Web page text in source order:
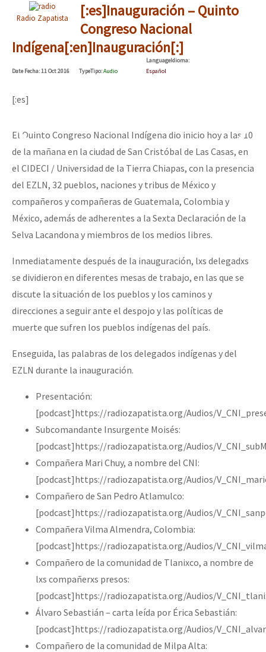
Radio Zapatista
[:es]Inauguración – Quinto
Congreso Nacional
Indígena[:en]Inauguración[:]
DateFecha: 11 Oct 2016 TypeTipo:Audio
LanguageIdioma:
Español
[:es]
El Quinto Congreso Nacional Indígena dio inicio hoy a las 10
de la mañana en la ciudad de San Cristóbal de Las Casas, en
el CIDECI / Universidad de la Tierra Chiapas, con la presencia
del EZLN, 32 pueblos, naciones y tribus de México y
compañeros y compañeras de Guatemala, Colombia y
México, además de adherentes a la Sexta Declaración de la
Selva Lacandona y miembros de los medios libres.
Inmediatamente después de la inauguración, lxs delegadxs
se dividieron en diferentes mesas de trabajo, en las que se
discute la situación de los pueblos y los caminos y
direcciones a seguir ante el despojo y las políticas de
muerte que sufren los pueblos indígenas del país.
Enseguida, las palabras de los delegados indígenas y del
EZLN durante la inauguración.
Presentación:
[podcast]https://radiozapatista.org/Audios/
Subcomandante Insurgente Moisés:
[podcast]https://radiozapatista.org/Audios/
Compañera Mari Chuy, a nombre del CNI:
[podcast]https://radiozapatista.org/Audios/
Compañero de San Pedro Atlamulco:
[podcast]https://radiozapatista.org/Audios/
Compañera Vilma Almendra, Colombia:
[podcast]https://radiozapatista.org/Audios/
Compañero de la comunidad de Tlanixco, a nombre de
lxs compañerxs presos:
[podcast]https://radiozapatista.org/Audios/
Álvaro Sebastián – carta leída por Érica Sebastián:
[podcast]https://radiozapatista.org/Audios/
Compañero de la comunidad de Milpa Alta: